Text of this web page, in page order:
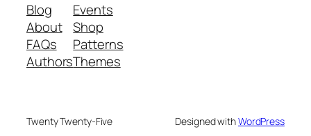
Blog
About
FAQs
Authors
Events
Shop
Patterns
Themes
Twenty Twenty-Five Designed withWordPress